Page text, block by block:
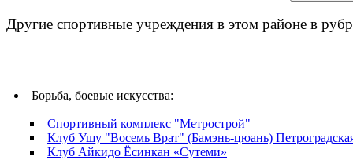
Другие спортивные учреждения в этом районе в
Борьба, боевые искусства:
Спортивный комплекс "Метрострой"
Клуб Ушу "Восемь Врат" (Бамэнь-цюань)
Клуб Айкидо Ёсинкан «Сутеми»